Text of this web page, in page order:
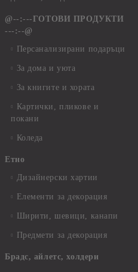
@--:---ГОТОВИ ПРОДУКТИ
---:--@
Персанализирани подаръци
За дома и уюта
За книгите и хората
Картички, пликове и
покани
Коледа
Етно
Дизайнерски хартии
Елементи за декорация
Ширити, шевици, канапи
Предмети за декорация
Брадс, айлетс, холдери